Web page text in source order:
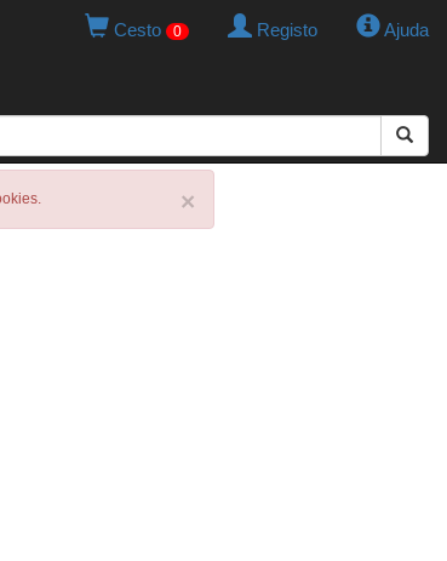
Cesto 0 Registo Ajuda
×